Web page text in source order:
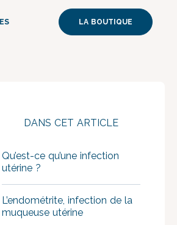
LA BOUTIQUE
DANS CET ARTICLE
Qu’est-ce qu’une infection
utérine ?
L’endométrite, infection de la
muqueuse utérine